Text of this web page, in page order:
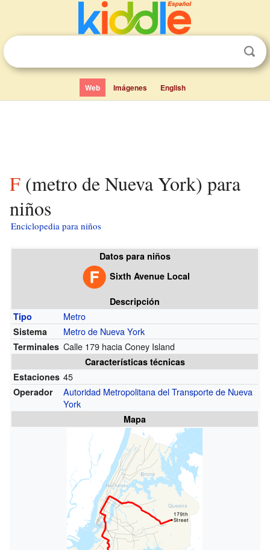
Web Imágenes English
F (metro de Nueva York) para
niños
Enciclopedia para niños
Datos para niños
Sixth Avenue Local
Descripción
Tipo
Metro
Sistema Metro de Nueva York
Terminales Calle 179 hacia Coney Island
Características técnicas
Estaciones 45
Operador
Autoridad Metropolitana del Transporte de Nueva
York
Mapa